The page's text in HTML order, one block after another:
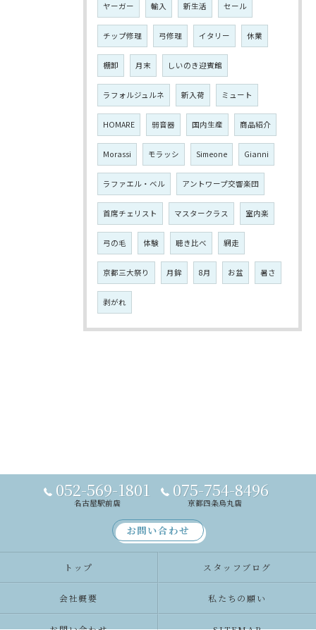
ヤーガー 輸入 新生活 セール
チップ修理 弓修理 イタリー 休業
棚卸 月末 しいのき迎賓館
ラフォルジュルネ 新入荷 ミュート
HOMARE 弱音器 国内生産 商品紹介
Morassi モラッシ Simeone Gianni
ラファエル・ベル アントワープ交響楽団
首席チェリスト マスタークラス 室内楽
弓の毛 体験 聴き比べ 網走
京都三大祭り 月鉾 8月 お盆 暑さ
剥がれ
052-569-1801
名古屋駅前店
075-754-8496
京都四条烏丸店
お問い合わせ
トップ スタッフブログ
会社概要 私たちの願い